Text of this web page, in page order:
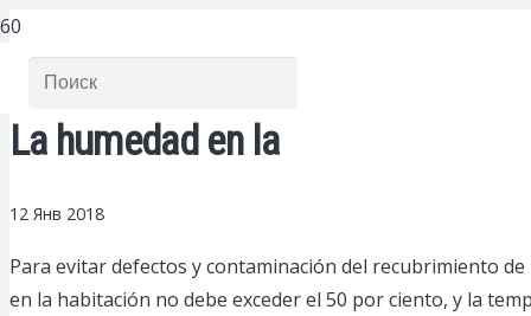
La humedad en la
12 Янв 2018
Para evitar defectos y contaminación del recubrimiento
en la habitación no debe exceder el 50 por ciento, y la